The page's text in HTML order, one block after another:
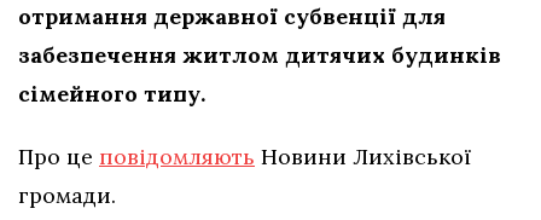
отримання державної субвенції для
забезпечення житлом дитячих будинків
сімейного типу.
Про це повідомляють Новини Лихівської
громади.